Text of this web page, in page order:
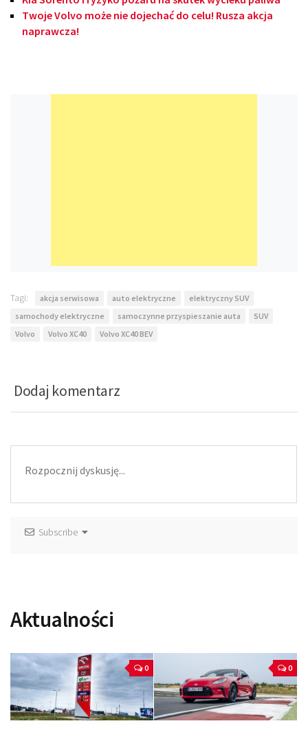
Twoje Volvo może nie dojechać do celu! Rusza akcja
naprawcza!
Tagi: akcja serwisowa auto elektryczne
elektryczny SUV
samochody elektryczne
samoczynne przyspieszanie auta
SUV
Volvo
Volvo XC40 Volvo XC40 BEV
Dodaj komentarz
Subscribe
Aktualności
0 0